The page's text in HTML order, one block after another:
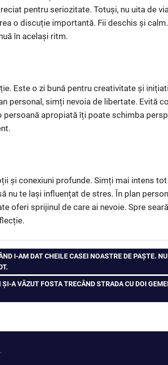
pentru seriozitate. Totuși, nu uita de
o discuție importantă. Fii deschis și
în același ritm.
Este o zi bună pentru creativitate și
personal, simți nevoia de libertate. Evită
persoană apropiată îți poate schimba
și conexiuni profunde. Simți mai intens
nu te lași influențat de stres. În plan
oferi sprijinul de care ai nevoie. Spre
I-AM DAT CHEILE CASEI NOASTRE DE PAȘTE.
A VĂZUT FOSTA TRECÂND STRADA CU DOI